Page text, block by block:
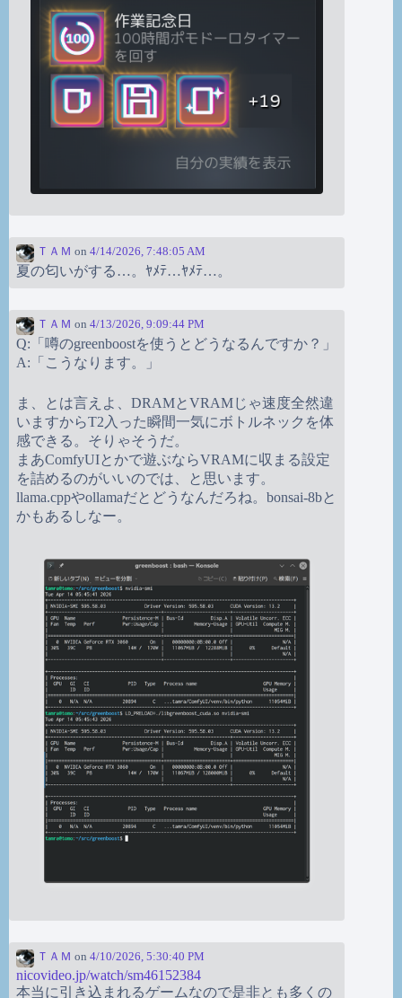
ＴＡＭ on 4/14/2026, 7:48:05 AM
夏の匂いがする…。ﾔﾒﾃ…ﾔﾒﾃ…。
ＴＡＭ on 4/13/2026, 9:09:44 PM
Q:「噂のgreenboostを使うとどうなるんですか？」
A:「こうなります。」
ま、とは言えよ、DRAMとVRAMじゃ速度全然違
いますからT2入った瞬間一気にボトルネックを体
感できる。そりゃそうだ。
まあComfyUIとかで遊ぶならVRAMに収まる設定
を詰めるのがいいのでは、と思います。
llama.cppやollamaだとどうなんだろね。bonsai-8bと
かもあるしなー。
ＴＡＭ on 4/10/2026, 5:30:40 PM
nicovideo.jp/watch/sm46152384
本当に引き込まれるゲームなので是非とも多くの